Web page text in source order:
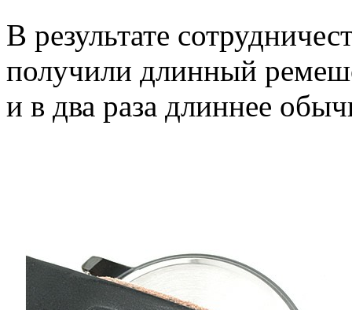
В результате
получили длинный
и в два раза длиннее